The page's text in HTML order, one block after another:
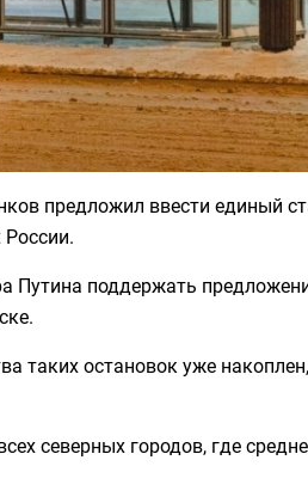
предложил ввести единый
Путина поддержать
таких остановок уже
северных городов, где